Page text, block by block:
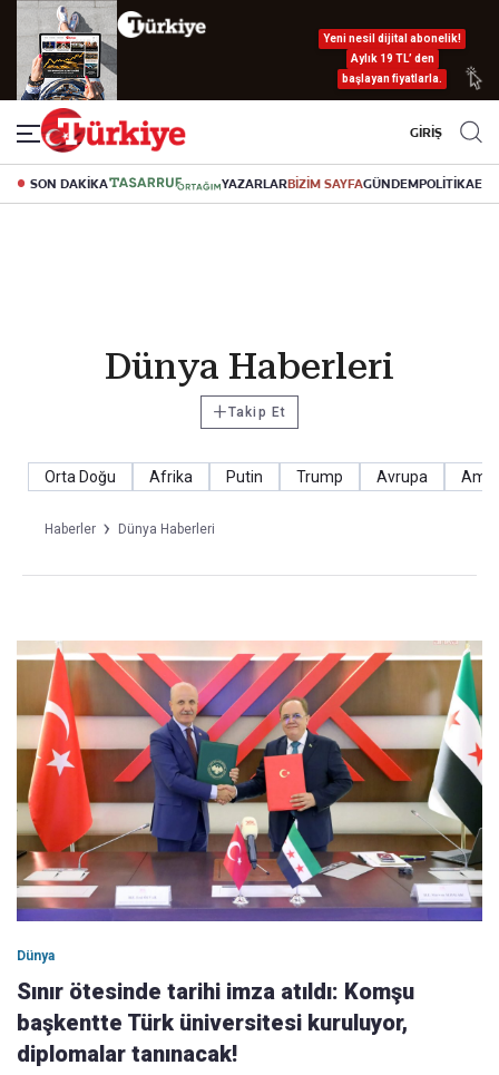
Yeni nesil dijital abonelik!
Aylık 19 TL’ den
başlayan fiyatlarla.
GİRİŞ
SON DAKİKA YAZARLARBİZİM SAYFAGÜNDEMPOLİTİKA
Dünya Haberleri
+Takip Et
Orta Doğu Afrika Putin Trump Avrupa
Haberler Dünya Haberleri
Dünya
Sınır ötesinde tarihi imza atıldı: Komşu
başkentte Türk üniversitesi kuruluyor,
diplomalar tanınacak!